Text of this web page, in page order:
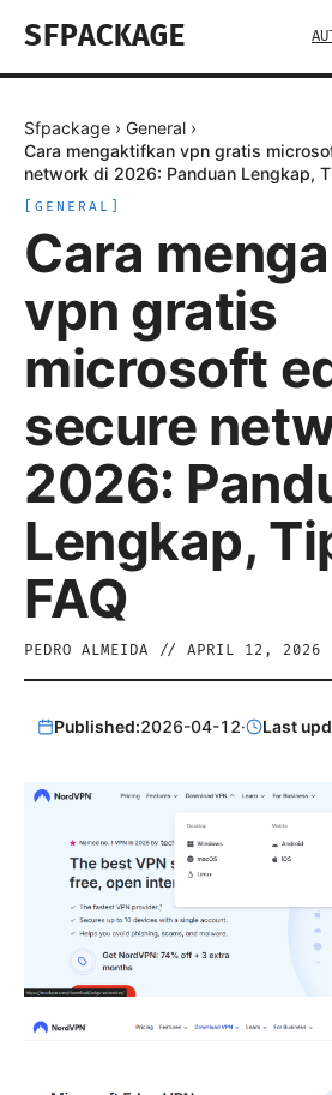
SFPACKAGE
Sfpackage › General ›
Cara mengaktifkan vpn gratis
network di 2026: Panduan Lengkap,
GENERAL
Cara
vpn gratis
microsoft
secure
2026:
Lengkap,
FAQ
PEDRO ALMEIDA // APRIL 12, 2026
Published:2026-04-12· Last